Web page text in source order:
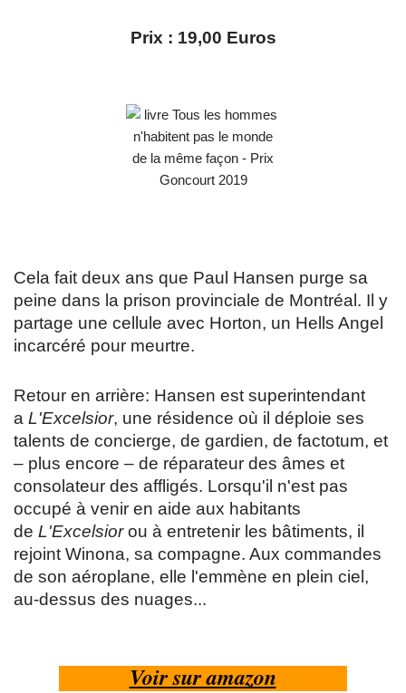
Prix : 19,00 Euros
Cela fait deux ans que Paul Hansen purge sa
peine dans la prison provinciale de Montréal. Il y
partage une cellule avec Horton, un Hells Angel
incarcéré pour meurtre.
Retour en arrière: Hansen est superintendant
a L'Excelsior, une résidence où il déploie ses
talents de concierge, de gardien, de factotum, et
– plus encore – de réparateur des âmes et
consolateur des affligés. Lorsqu'il n'est pas
occupé à venir en aide aux habitants
de L'Excelsiorou à entretenir les bâtiments, il
rejoint Winona, sa compagne. Aux commandes
de son aéroplane, elle l'emmène en plein ciel,
au-dessus des nuages...
Voir sur amazon